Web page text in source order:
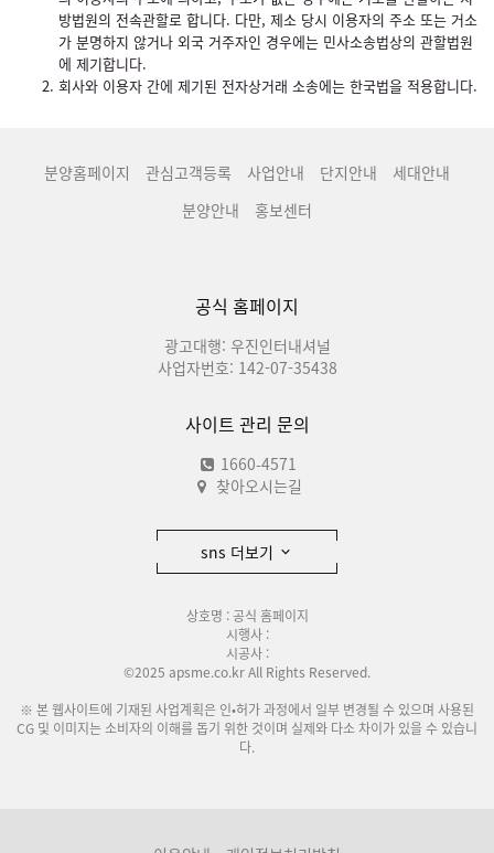
방법원의 전속관할로 합니다. 다만, 제소 당시 이용자의 주소 또는 거소
가 분명하지 않거나 외국 거주자인 경우에는 민사소송법상의 관할법원
에 제기합니다.
회사와 이용자 간에 제기된 전자상거래 소송에는 한국법을 적용합니다.
분양홈페이지 관심고객등록 사업안내 단지안내
세대안내
분양안내
홍보센터
공식 홈페이지
광고대행: 우진인터내셔널
사업자번호: 142-07-35438
사이트 관리 문의
1660-4571
찾아오시는길
sns 더보기
상호명 : 공식 홈페이지
시행사 :
시공사 :
©2025 apsme.co.kr All Rights Reserved.
※ 본 웹사이트에 기재된 사업계획은 인•허가 과정에서 일부 변경될 수 있으며 사용된
CG 및 이미지는 소비자의 이해를 돕기 위한 것이며 실제와 다소 차이가 있을 수 있습니
다.